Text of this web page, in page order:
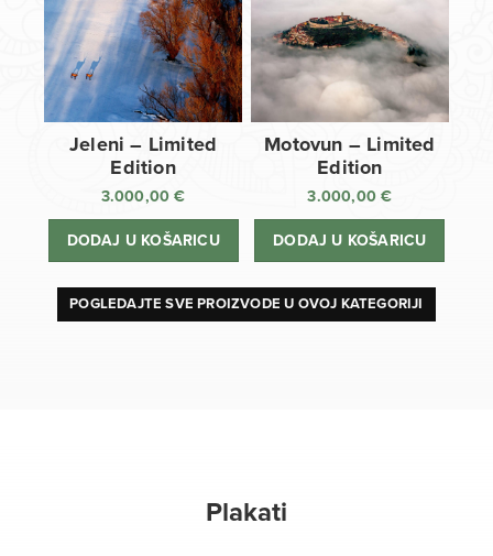
Jeleni – Limited
Edition
3.000,00€
DODAJ U KOŠARICU
Motovun – Limited
Edition
3.000,00€
DODAJ U KOŠARICU
POGLEDAJTE SVE PROIZVODE U OVOJ KATEGORIJI
Plakati